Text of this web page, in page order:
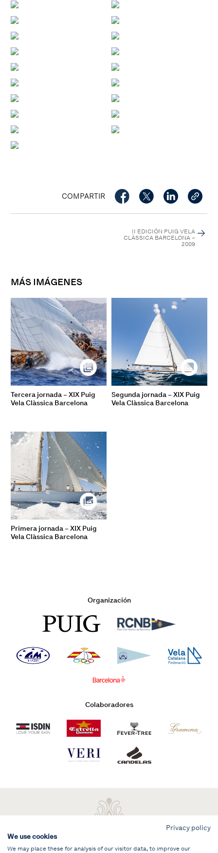
COMPARTIR
II EDICIÓN PUIG VELA
CLÀSSICA BARCELONA –
2009
MÁS IMÁGENES
Tercera jornada – XIX Puig
Vela Clàssica Barcelona
Segunda jornada – XIX Puig
Vela Clàssica Barcelona
Primera jornada – XIX Puig
Vela Clàssica Barcelona
Organización
Colaboradores
Privacy policy
We use cookies
We may place these for analysis of our visitor data, to improve our